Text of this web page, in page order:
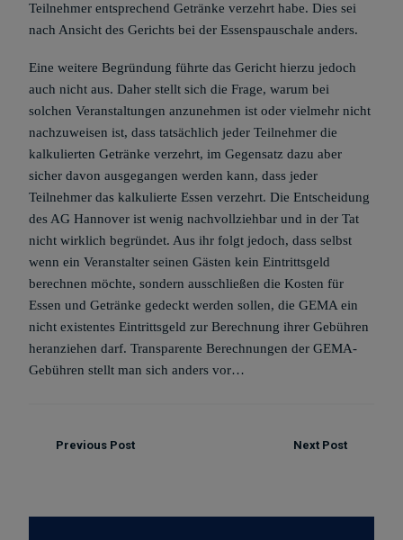
Teilnehmer entsprechend Getränke verzehrt habe. Dies sei
nach Ansicht des Gerichts bei der Essenspauschale anders.
Eine weitere Begründung führte das Gericht hierzu jedoch
auch nicht aus. Daher stellt sich die Frage, warum bei
solchen Veranstaltungen anzunehmen ist oder vielmehr nicht
nachzuweisen ist, dass tatsächlich jeder Teilnehmer die
kalkulierten Getränke verzehrt, im Gegensatz dazu aber
sicher davon ausgegangen werden kann, dass jeder
Teilnehmer das kalkulierte Essen verzehrt. Die Entscheidung
des AG Hannover ist wenig nachvollziehbar und in der Tat
nicht wirklich begründet. Aus ihr folgt jedoch, dass selbst
wenn ein Veranstalter seinen Gästen kein Eintrittsgeld
berechnen möchte, sondern ausschließen die Kosten für
Essen und Getränke gedeckt werden sollen, die GEMA ein
nicht existentes Eintrittsgeld zur Berechnung ihrer Gebühren
heranziehen darf. Transparente Berechnungen der GEMA-
Gebühren stellt man sich anders vor…
Previous Post Next Post